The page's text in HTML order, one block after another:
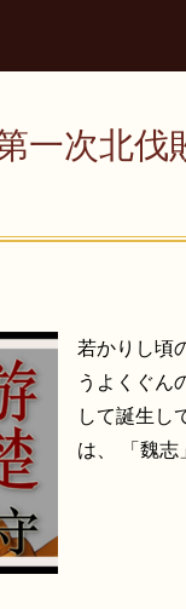
一次北
若かりし頃
うよくぐん
して誕生し
は、 「魏